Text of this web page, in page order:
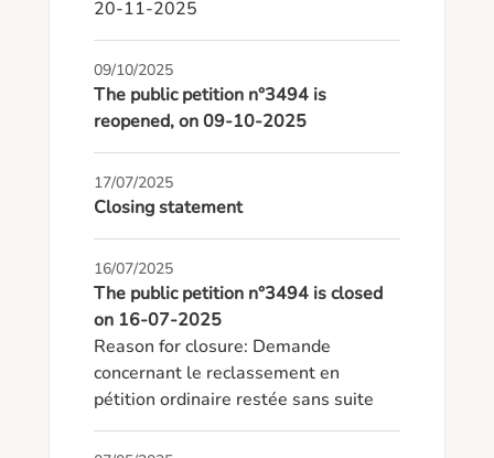
20-11-2025
09/10/2025
The public petition n°3494 is
reopened, on 09-10-2025
17/07/2025
Closing statement
16/07/2025
The public petition n°3494 is closed
on 16-07-2025
Reason for closure: Demande
concernant le reclassement en
pétition ordinaire restée sans suite